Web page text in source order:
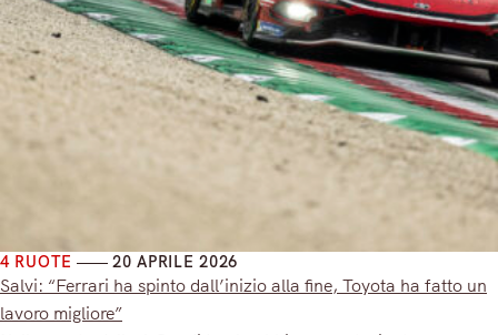
4 RUOTE 20 APRILE 2026
Salvi: “Ferrari ha spinto dall’inizio alla fine, Toyota ha fatto un
lavoro migliore”